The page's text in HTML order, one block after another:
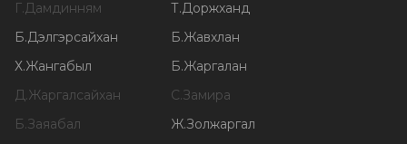
Г.Дамдинням Т.Доржханд
Б.Дэлгэрсайхан Б.Жавхлан
Х.Жангабыл Б.Жаргалан
Д.Жаргалсайхан С.Замира
Б.Заяабал Ж.Золжаргал